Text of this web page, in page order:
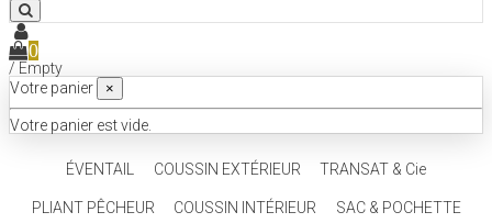
0
/ Empty
Votre panier
×
Votre panier est vide.
ÉVENTAIL COUSSIN EXTÉRIEUR TRANSAT & Cie
PLIANT PÊCHEUR COUSSIN INTÉRIEUR SAC & POCHETTE